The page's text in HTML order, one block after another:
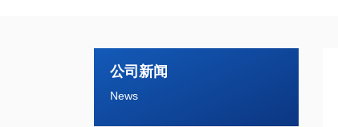
公司新闻
News